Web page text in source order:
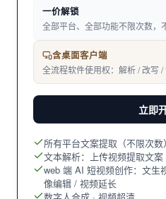
一价解锁
全部平台、全部功能不限次数，
含桌面客户端
全流程软件使用权：解析 / 改写 /
立即
所有平台文案提取（不限次数）
文本解析：上传视频提取文案
web 端 AI 短视频创作：文生
像编辑 / 视频延长